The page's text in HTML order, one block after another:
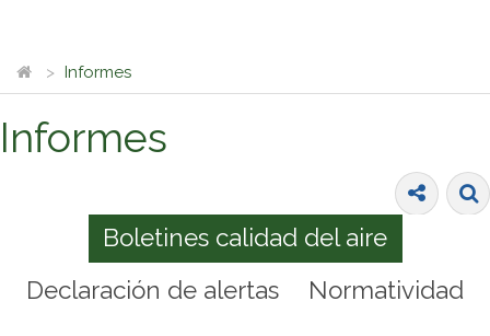
Informes
Informes
Boletines calidad del aire
Declaración de alertas
Normatividad